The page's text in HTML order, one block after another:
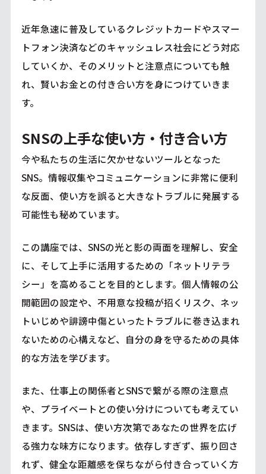
近年急速に普及しているクレジットカードやスマー
トフォン決済などのキャッシュレス社会にどう対応
していくか、そのメリットと注意点についても触
れ、賢いお金との付き合い方を身につけていきま
す。
SNSの上手な使い方・付き合い方
今や私たちの生活に欠かせないツールとなった
SNS。情報収集やコミュニケーションに非常に便利
な反面、使い方を誤ると大きなトラブルに発展する
可能性も秘めています。
この講座では、SNSの光と影の両面を理解し、安全
に、そして上手に活用するための「ネットリテラ
シー」を高めることを目的とします。個人情報の公
開範囲の設定や、不用意な投稿が招くリスク、ネッ
トいじめや誹謗中傷といったトラブルに巻き込まれ
ないための心構えなど、自分の身を守るための具体
的な方法を学びます。
また、仕事上の関係者とSNSで繋がる際の注意点
や、プライベートとの使い分けについても考えてい
きます。SNSは、使い方次第であなたの世界を広げ
る強力な味方になります。依存しすぎず、振り回さ
れず、健全な距離感を保ちながら付き合っていく方